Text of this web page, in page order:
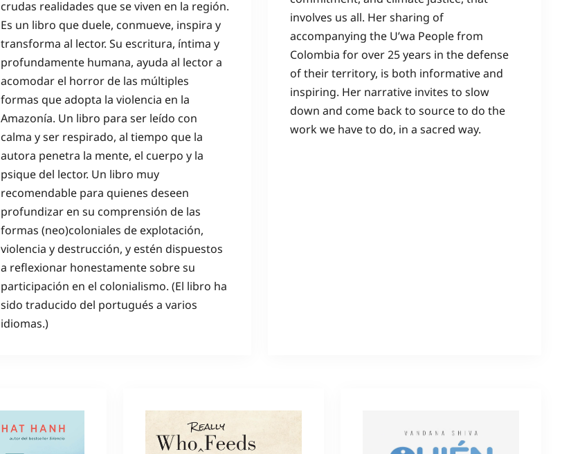
crudas realidades que se viven en la región.
Es un libro que duele, conmueve, inspira y
transforma al lector. Su escritura, íntima y
profundamente humana, ayuda al lector a
acomodar el horror de las múltiples
formas que adopta la violencia en la
Amazonía. Un libro para ser leído con
calma y ser respirado, al tiempo que la
autora penetra la mente, el cuerpo y la
psique del lector. Un libro muy
recomendable para quienes deseen
profundizar en su comprensión de las
formas (neo)coloniales de explotación,
violencia y destrucción, y estén dispuestos
a reflexionar honestamente sobre su
participación en el colonialismo. (El libro ha
sido traducido del portugués a varios
idiomas.)
involves us all. Her sharing of
accompanying the U’wa People from
Colombia for over 25 years in the defense
of their territory, is both informative and
inspiring. Her narrative invites to slow
down and come back to source to do the
work we have to do, in a sacred way.